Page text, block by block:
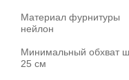
Материал фурнитуры
нейлон
Минимальный обхват
25 см